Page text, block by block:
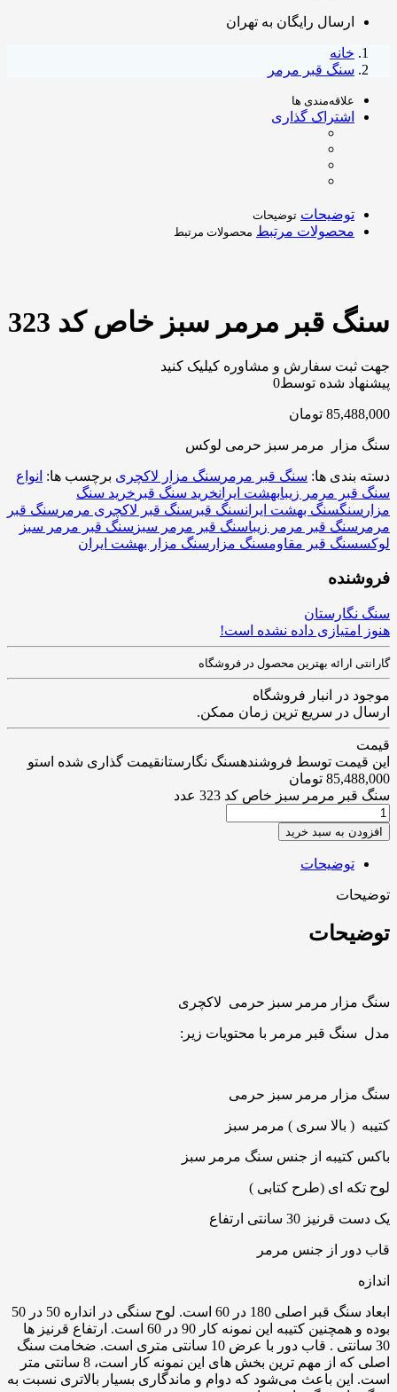
ارسال رایگان به تهران
خانه
سنگ قبر مرمر
علاقه‌مندی ها
اشتراک گذاری
توضیحات توضیحات
محصولات مرتبط محصولات مرتبط
سنگ قبر مرمر سبز خاص کد 323
جهت ثبت سفارش و مشاوره کیلیک کنید
پیشنهاد شده توسط0
85,488,000 تومان
سنگ مزار مرمر سبز حرمی لوکس
دسته بندی ها: سنگ قبر مرمر سنگ مزار لاکچری برچسب ها: انواع
سنگ قبر مرمر زیبابهشت ایرانخرید سنگ قبر خرید سنگ
مزار سنگسنگ بهشت ایرانسنگ قبر سنگ قبر لاکچری مرمر سنگ قبر
مرمر سنگ قبر مرمر زیباسنگ قبر مرمر سبز سنگ قبر مرمر سبز
لوکسسنگ قبر مقاومسنگ مزار سنگ مزار بهشت ایران
فروشنده
سنگ نگارستان
هنوز امتیازی داده نشده است!
گارانتی ارائه بهترین محصول در فروشگاه
موجود در انبار فروشگاه
ارسال در سریع ترین زمان ممکن.
قیمت
این قیمت توسط فروشندهسنگ نگارستانقیمت گذاری شده استو
85,488,000 تومان
سنگ قبر مرمر سبز خاص کد 323 عدد
افزودن به سبد خرید
توضیحات
توضیحات
توضیحات
سنگ مزار مرمر سبز حرمی لاکچری
مدل سنگ قبر مرمر با محتویات زیر:
سنگ مزار مرمر سبز حرمی
کتیبه ( بالا سری ) مرمر سبز
باکس کتیبه از جنس سنگ مرمر سبز
لوح تکه ای (طرح کتابی )
یک دست قرنیز 30 سانتی ارتفاع
قاب دور از جنس مرمر
اندازه
ابعاد سنگ قبر اصلی 180 در 60 است. لوح سنگی در انداره 50 در 50
بوده و همچنین کتیبه این نمونه کار 90 در 60 است. ارتفاع قرنیز ها
30 سانتی . قاب دور با عرض 10 سانتی متری است. ضخامت سنگ
اصلی که از مهم ترین بخش های این نمونه کار است، 8 سانتی متر
است. این باعث می‌شود که دوام و ماندگاری بسیار بالاتری نسبت به